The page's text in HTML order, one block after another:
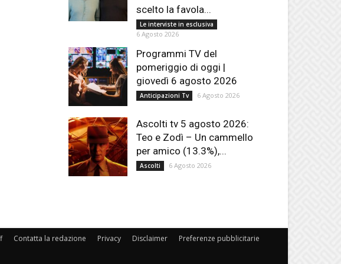
scelto la favola...
Le interviste in esclusiva
6 Agosto 2026
Programmi TV del
pomeriggio di oggi |
giovedì 6 agosto 2026
Anticipazioni Tv 6 Agosto 2026
Ascolti tv 5 agosto 2026:
Teo e Zodì – Un cammello
per amico (13.3%),...
Ascolti 6 Agosto 2026
Contatta la redazione Privacy Disclaimer Preferenze pubblicitarie